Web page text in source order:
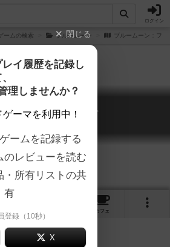
ログイン
ームの検索 ブルームーン ブルームーン：フリ
ムーン：フリット
Blue Moon: The Flit
カフェ
閉じる
イ履歴を記録し
理しませんか？
ゲーマを利用中！
ームを記録する
のレビューを読む
・所有リストの共
有
登録（10秒）
X